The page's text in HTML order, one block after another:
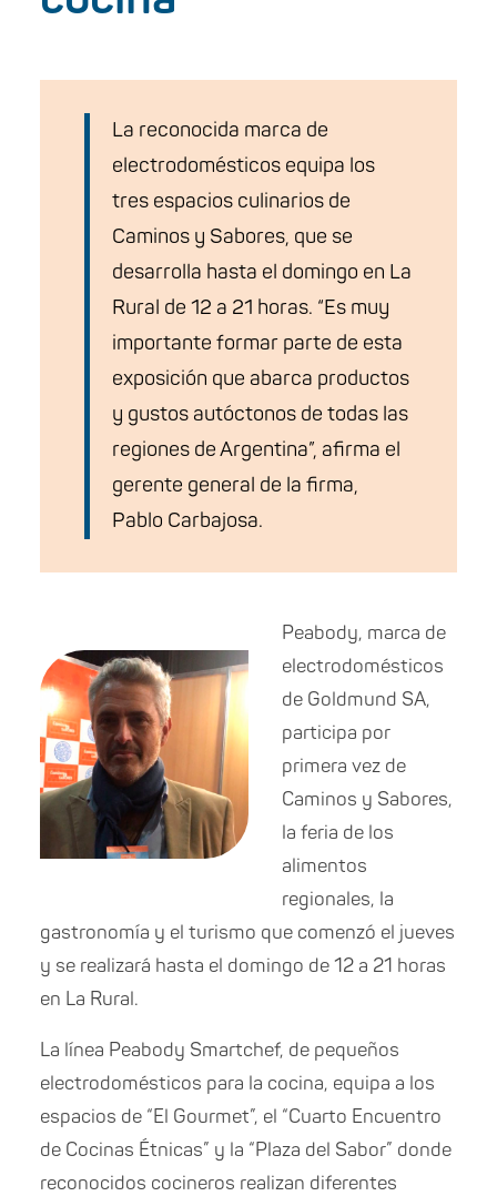
La reconocida marca de
electrodomésticos equipa los
tres espacios culinarios de
Caminos y Sabores, que se
desarrolla hasta el domingo en La
Rural de 12 a 21 horas. “Es muy
importante formar parte de esta
exposición que abarca productos
y gustos autóctonos de todas las
regiones de Argentina”, afirma el
gerente general de la firma,
Pablo Carbajosa.
Peabody, marca de
electrodomésticos
de Goldmund SA,
participa por
primera vez de
Caminos y Sabores,
la feria de los
alimentos
regionales, la
gastronomía y el turismo que comenzó el jueves
y se realizará hasta el domingo de 12 a 21 horas
en La Rural.
La línea Peabody Smartchef, de pequeños
electrodomésticos para la cocina, equipa a los
espacios de “El Gourmet”, el “Cuarto Encuentro
de Cocinas Étnicas” y la “Plaza del Sabor” donde
reconocidos cocineros realizan diferentes